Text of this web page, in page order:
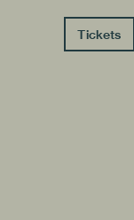
Tickets